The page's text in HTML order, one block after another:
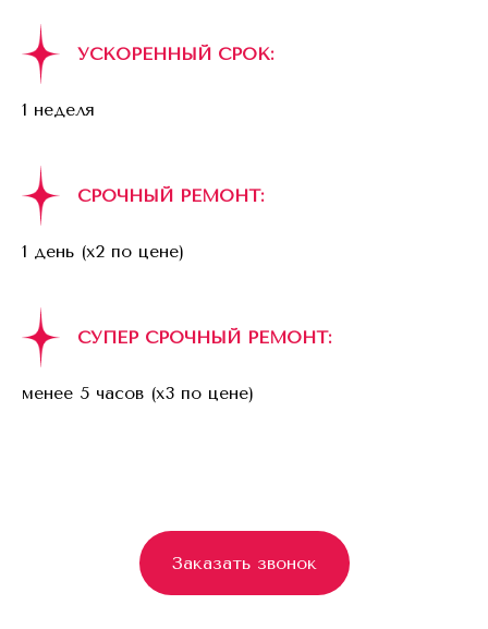
УСКОРЕННЫЙ СРОК:
1 неделя
СРОЧНЫЙ РЕМОНТ:
1 день (x2 по цене)
СУПЕР СРОЧНЫЙ РЕМОНТ:
менее 5 часов (x3 по цене)
Заказать звонок